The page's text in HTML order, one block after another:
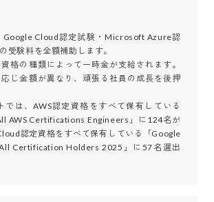
Google Cloud認定試験・Microsoft Azure認
受験料を全額補助します。
格の種類によって一時金が支給されます。
じ金額が異なり、頑張る社員の成長を後押
では、AWS認定資格をすべて保有している
AWS Certifications Engineers」に124名が
認定資格をすべて保有している「Google
Certification Holders 2025」に57名選出